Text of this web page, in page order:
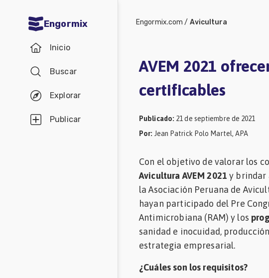
Engormix
Inicio
Buscar
Explorar
Publicar
Agricultura
Balanceados
Piensos
Ganadería
Micotoxinas
Porcicultura
Mascotas
Engormix.com / Avicultura
AVEM 2021
certificables
Publicado: 21 de septiembre de 2021
Por: Jean Patrick Polo Martel, APA
Con el objetivo de valorar los
Avicultura AVEM 2021 y brindar
la Asociación Peruana de
hayan participado del Pre
Antimicrobiana (RAM) y los
sanidad e inocuidad,
estrategia empresarial.
¿Cuáles son los requisitos?